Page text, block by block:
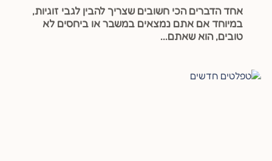
אחד הדברים הכי חשובים שצריך להבין לגבי זוגיות,
במיוחד אם אתם נמצאים במשבר או ביחסים לא
טובים, הוא שאתם...